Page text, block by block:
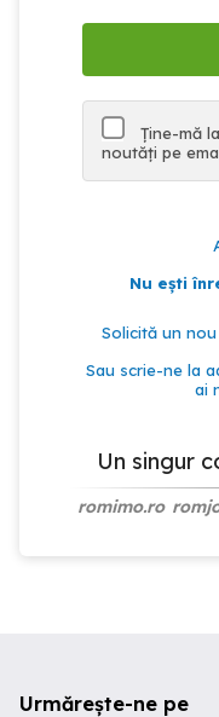
Ține-mă
noutăți pe
Nu ești
Solicită un
Sau scrie-ne la
ai
Un singur
romimo.ro
Urmărește-ne pe